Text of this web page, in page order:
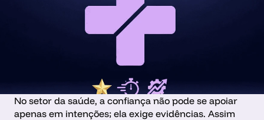
No setor da saúde, a confiança não pode se apoiar
apenas em intenções; ela exige evidências. Assim